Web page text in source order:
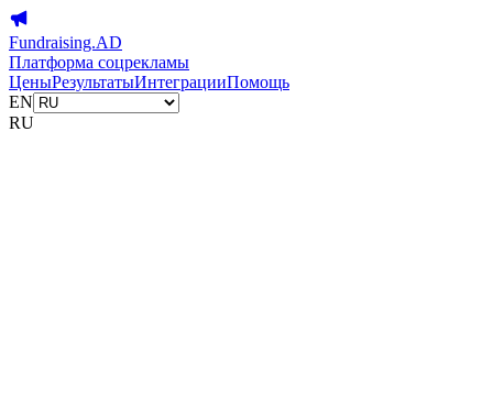
Fundraising.AD
Платформа соцрекламы
ЦеныРезультатыИнтеграцииПомощь
EN
RU